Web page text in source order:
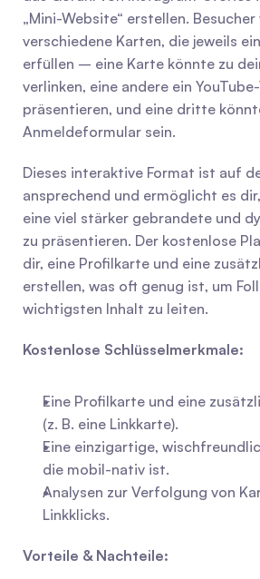
„Mini-Website“ erstellen.
verschiedene Karten, die jeweils
erfüllen – eine Karte könnte zu
verlinken, eine andere ein
präsentieren, und eine dritte
Anmeldeformular sein.
Dieses interaktive Format ist auf
ansprechend und ermöglicht es
eine viel stärker gebrandete und
zu präsentieren. Der kostenlose
dir, eine Profilkarte und eine
erstellen, was oft genug ist, um
wichtigsten Inhalt zu leiten.
Kostenlose Schlüsselmerkmale:
Eine Profilkarte und eine
(z. B. eine Linkkarte).
Eine einzigartige,
die mobil-nativ ist.
Analysen zur Verfolgung von
Linkklicks.
Vorteile & Nachteile: